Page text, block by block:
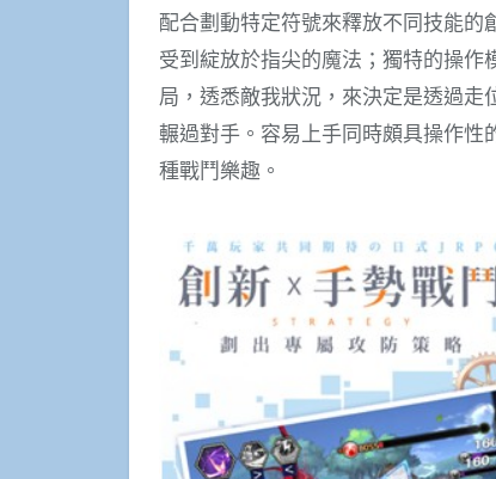
配合劃動特定符號來釋放不同技能
受到綻放於指尖的魔法；獨特的操
局，透悉敵我狀況，來決定是透過
輾過對手。容易上手同時頗具操作性
種戰鬥樂趣。